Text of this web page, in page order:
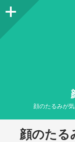
顔のたるみが
顔のたる